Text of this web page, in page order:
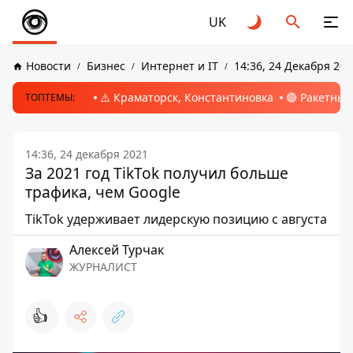
UK
Новости Бизнес Интернет и IT 14:36, 24 Декабря
ТОПТЕМЫ: ⚠️ Краматорск, Константиновка 🔴
14:36, 24 декабря 2021
За 2021 год TikTok получил больше
трафика, чем Google
TikTok удерживает лидерскую позицию с августа
Алексей Турчак
ЖУРНАЛИСТ
👍